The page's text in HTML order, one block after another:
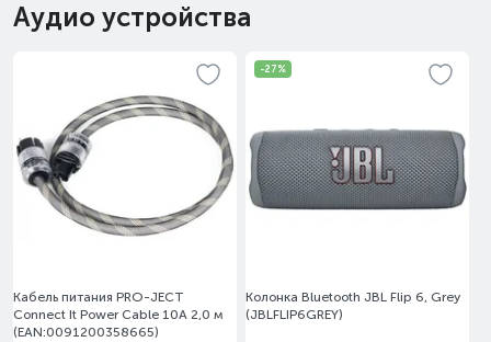
Аудио устройства
Кабель питания PRO-JECT
Connect It Power Cable 10A 2,0 м
(EAN:0091200358665)
-27%
Колонка Bluetooth JBL Flip 6, Grey
(JBLFLIP6GREY)